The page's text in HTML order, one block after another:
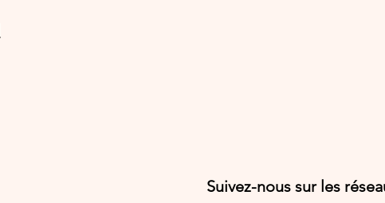
Suivez-nous sur les